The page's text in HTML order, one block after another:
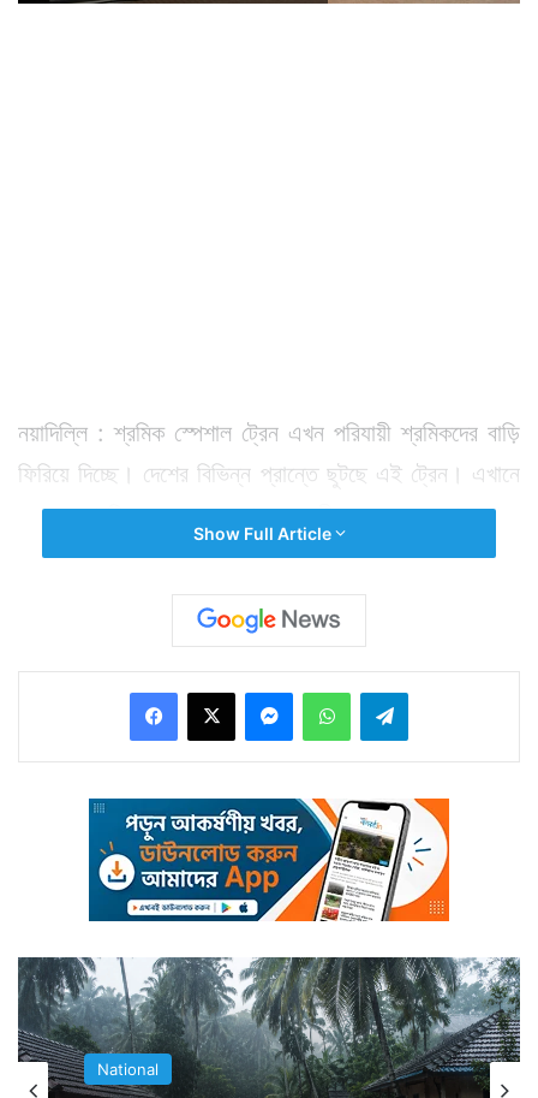
নয়াদিল্লি : শ্রমিক স্পেশাল ট্রেন এখন পরিযায়ী শ্রমিকদের বাড়ি
ফিরিয়ে দিচ্ছে। দেশের বিভিন্ন প্রান্তে ছুটছে এই ট্রেন। এখানে
সফররত শ্রমিকদের জন্য জলখাবার, পানীয় জলের ব্যবস্থা রাখছে
আইআরসিটিসি। এমনই একের পর এক ট্রেন ছাড়ছে দিল্লি
থেকেও। পুরনো দিল্লি রেলওয়ে স্টেশনে তাই ব্যস্ততাও রয়েছে।
সেই ব্যস্ত স্টেশন চত্বর থেকে সকলের সামনে দিয়ে লুঠ হয়ে গেল
জলখাবারের প্যাকেট, পানীয় জলের বোতল।
Show Full Article
National